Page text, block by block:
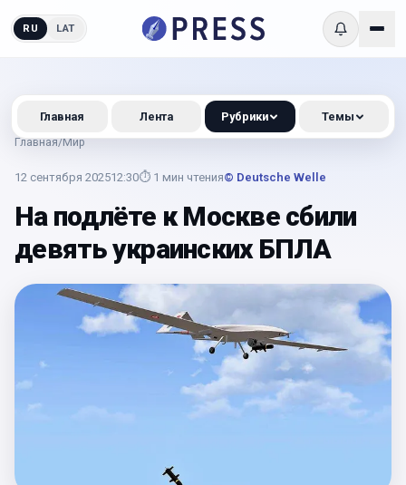
RU LAT
Главная/Мир
12 сентября 202512:30⏱ 1 мин чтения© Deutsche Welle
На подлёте к Москве сбили
девять украинских БПЛА
Главная Лента Рубрики Темы